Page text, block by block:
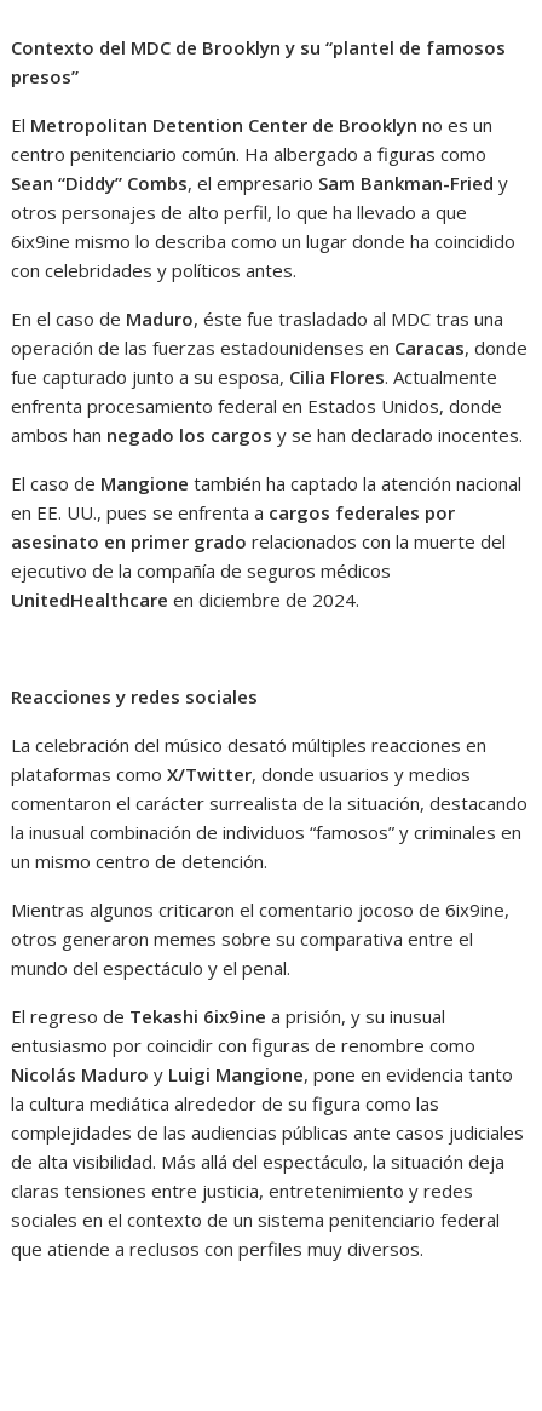
Contexto del MDC de Brooklyn y su “plantel de famosos
presos”
El Metropolitan Detention Center de Brooklyn no es un
centro penitenciario común. Ha albergado a figuras como
Sean “Diddy” Combs, el empresario Sam Bankman-Fried y
otros personajes de alto perfil, lo que ha llevado a que
6ix9ine mismo lo describa como un lugar donde ha coincidido
con celebridades y políticos antes.
En el caso de Maduro, éste fue trasladado al MDC tras una
operación de las fuerzas estadounidenses en Caracas, donde
fue capturado junto a su esposa, Cilia Flores. Actualmente
enfrenta procesamiento federal en Estados Unidos, donde
ambos han negado los cargos y se han declarado inocentes.
El caso de Mangione también ha captado la atención nacional
en EE. UU., pues se enfrenta a cargos federales por
asesinato en primer grado relacionados con la muerte del
ejecutivo de la compañía de seguros médicos
UnitedHealthcare en diciembre de 2024.
Reacciones y redes sociales
La celebración del músico desató múltiples reacciones en
plataformas comoX/Twitter, donde usuarios y medios
comentaron el carácter surrealista de la situación, destacando
la inusual combinación de individuos “famosos” y criminales en
un mismo centro de detención.
Mientras algunos criticaron el comentario jocoso de 6ix9ine,
otros generaron memes sobre su comparativa entre el
mundo del espectáculo y el penal.
El regreso de Tekashi 6ix9ine a prisión, y su inusual
entusiasmo por coincidir con figuras de renombre como
Nicolás Maduro y Luigi Mangione, pone en evidencia tanto
la cultura mediática alrededor de su figura como las
complejidades de las audiencias públicas ante casos judiciales
de alta visibilidad. Más allá del espectáculo, la situación deja
claras tensiones entre justicia, entretenimiento y redes
sociales en el contexto de un sistema penitenciario federal
que atiende a reclusos con perfiles muy diversos.